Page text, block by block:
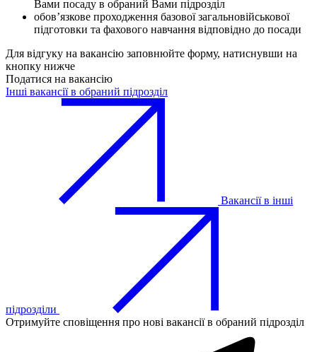
Вами посаду в обраний Вами підрозділ
обов’язкове проходження базової загальновійськової
підготовки та фахового навчання відповідно до посади
Для відгуку на вакансію заповнюйте форму, натиснувши на
кнопку нижче
Податися на вакансію
Інші вакансії в обраний підрозділ
Вакансії в інші
підрозділи
Отримуйте сповіщення про нові вакансії в обраний підрозділ